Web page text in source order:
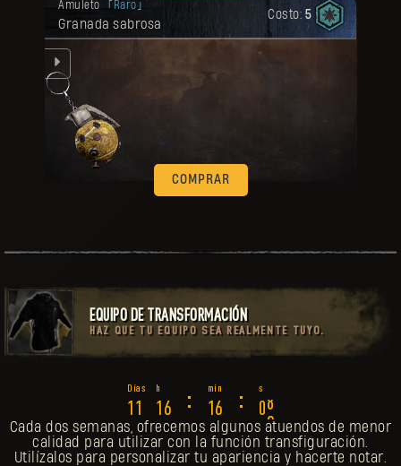
Amuleto Raro
Granada sabrosa
Costo: 5
COMPRAR
EQUIPO DE TRANSFORMACIÓN
HAZ QUE TU EQUIPO SEA REALMENTE TUYO.
1 1 1 6 : 1 6 : 05
Cada dos semanas, ofrecemos algunos atuendos de menor
calidad para utilizar con la función transfiguración.
Utilízalos para personalizar tu apariencia y hacerte notar.